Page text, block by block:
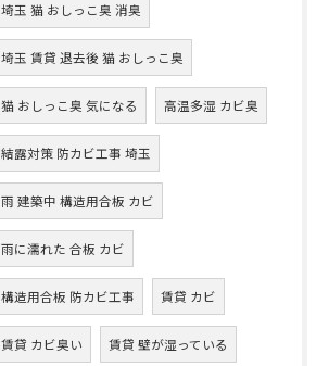
埼玉 猫 おしっこ臭 消臭
埼玉 賃貸 退去後 猫 おしっこ臭
猫 おしっこ臭 気になる 高温多湿 カビ臭
結露対策 防カビ工事 埼玉
雨 建築中 構造用合板 カビ
雨に濡れた 合板 カビ
構造用合板 防カビ工事 賃貸 カビ
賃貸 カビ臭い 賃貸 壁が湿っている